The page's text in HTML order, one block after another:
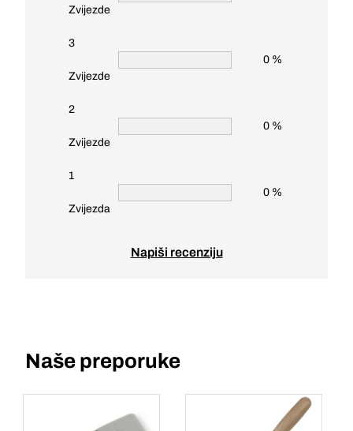
Zvijezde
3
Zvijezde
0 %
2
Zvijezde
0 %
1
Zvijezda
0 %
Napiši recenziju
Naše preporuke